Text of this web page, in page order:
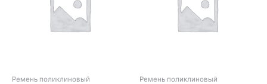
Ремень поликлиновый Ремень поликлиновый